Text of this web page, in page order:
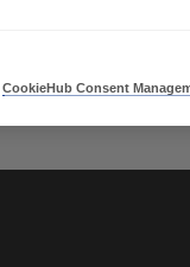
CookieHub Consent